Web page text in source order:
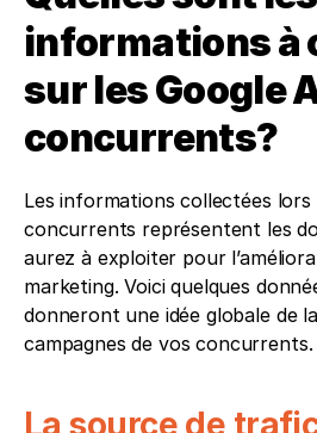
informations à
sur les Google
concurrents?
Les informations collectées lors
concurrents représentent les
aurez à exploiter pour
marketing. Voici quelques
donneront une idée globale de
campagnes de vos concurrents.
La source de